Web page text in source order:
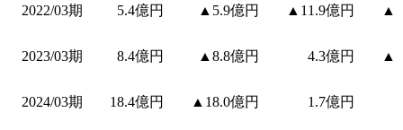
2022/03期 5.4億円 ▲5.9億円 ▲11.9億円
2023/03期 8.4億円 ▲8.8億円 4.3億円
2024/03期 18.4億円 ▲18.0億円 1.7億円